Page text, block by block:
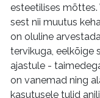
esteetilises
sest nii muutus
on oluline
tervikuga, eelkõige
ajastule -
on vanemad ning
kasutusele tulid